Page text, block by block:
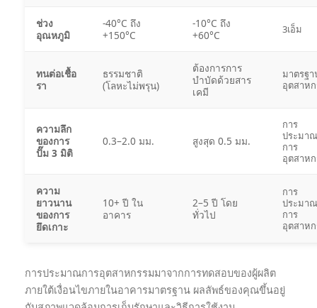
ช่วง
อุณหภูมิ
-40°C ถึง
+150°C
-10°C ถึง
+60°C
3เอ็ม
ทนต่อเชื้อ
รา
ธรรมชาติ
(โลหะไม่พรุน)
ต้องการการ
บำบัดด้วยสาร
เคมี
มาตรฐ
อุตสาห
ความลึก
ของการ
ปั๊ม 3 มิติ
0.3–2.0 มม. สูงสุด 0.5 มม.
การ
ประมาณ
การ
อุตสาห
ความ
ยาวนาน
ของการ
ยึดเกาะ
10+ ปี ใน
อาคาร
2–5 ปี โดย
ทั่วไป
การ
ประมาณ
การ
อุตสาห
การประมาณการอุตสาหกรรมมาจากการทดสอบของผู้ผลิต
ภายใต้เงื่อนไขภายในอาคารมาตรฐาน ผลลัพธ์ของคุณขึ้นอยู่